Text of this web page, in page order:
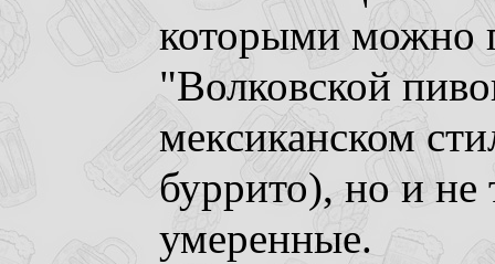
которыми можно
"Волковской
мексиканском
буррито), но и
умеренные.